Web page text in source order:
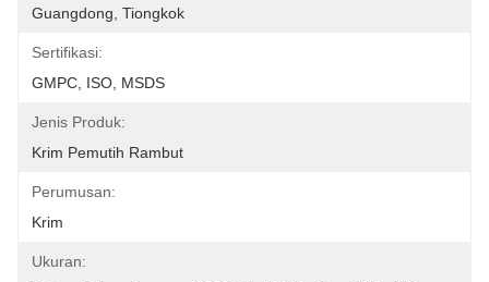
Guangdong, Tiongkok
Sertifikasi:
GMPC, ISO, MSDS
Jenis Produk:
Krim Pemutih Rambut
Perumusan:
Krim
Ukuran: